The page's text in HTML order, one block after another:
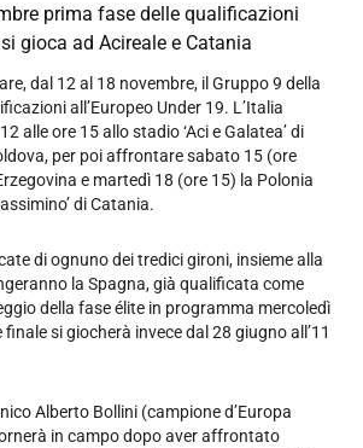
prima fase delle qualificazioni
gioca ad Acireale e Catania
dal 12 al 18 novembre, il Gruppo 9 della
all’Europeo Under 19. L’Italia
alle ore 15 allo stadio ‘Aci e Galatea’ di
per poi affrontare sabato 15 (ore
e martedì 18 (ore 15) la Polonia
di Catania.
di ognuno dei tredici gironi, insieme alla
la Spagna, già qualificata come
della fase élite in programma mercoledì
si giocherà invece dal 28 giugno all’11
Alberto Bollini (campione d’Europa
in campo dopo aver affrontato